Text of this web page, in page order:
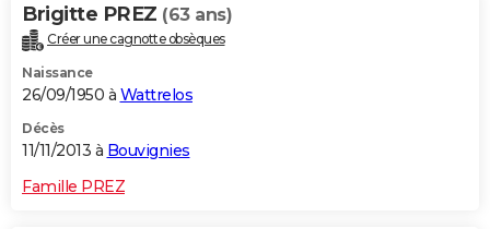
Brigitte PREZ (63 ans)
Créer une cagnotte obsèques
Naissance
26/09/1950 à Wattrelos
Décès
11/11/2013 à Bouvignies
Famille PREZ